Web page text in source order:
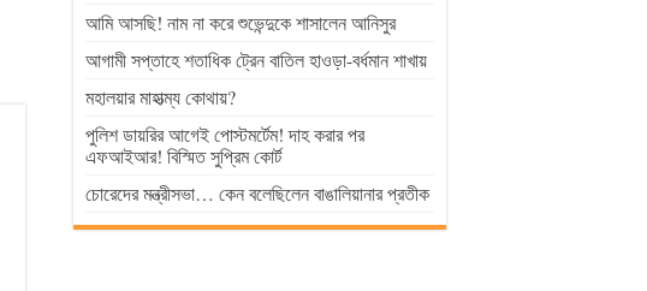
আমি আসছি! নাম না করে শুভেন্দুকে শাসালেন আনিসুর
আগামী সপ্তাহে শতাধিক ট্রেন বাতিল হাওড়া-বর্ধমান শাখায়
মহালয়ার মাহাত্ম্য কোথায়?
পুলিশ ডায়রির আগেই পোস্টমর্টেম! দাহ করার পর
এফআইআর! বিস্মিত সুপ্রিম কোর্ট
চোরেদের মন্ত্রীসভা… কেন বলেছিলেন বাঙালিয়ানার প্রতীক